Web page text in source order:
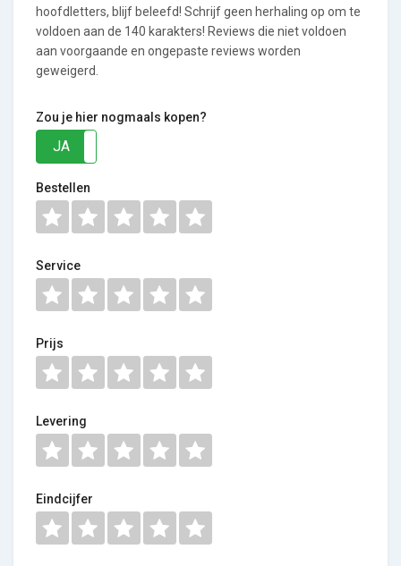
hoofdletters, blijf beleefd! Schrijf geen herhaling op om te
voldoen aan de 140 karakters! Reviews die niet voldoen
aan voorgaande en ongepaste reviews worden
geweigerd.
Zou je hier nogmaals kopen?
JA
Bestellen
Service
Prijs
Levering
Eindcijfer